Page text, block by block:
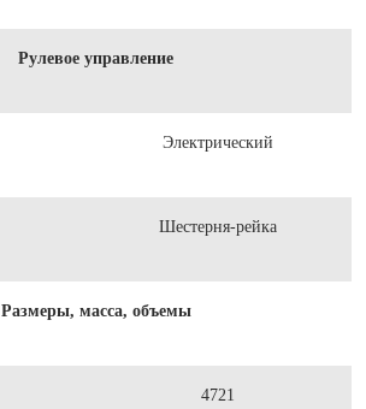
Рулевое управление
Электрический
Шестерня-рейка
Размеры, масса, объемы
4721